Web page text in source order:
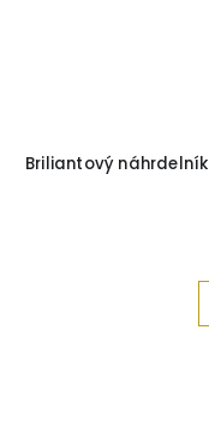
Briliantový náhrdelník